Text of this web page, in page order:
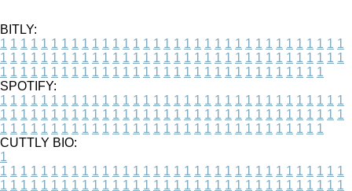
BITLY:
1 1 1 1 1 1 1 1 1 1 1 1 1 1 1 1 1 1 1 1 1 1 1 1 1 1 1 1 1 1 1 1 1 1
1 1 1 1 1 1 1 1 1 1 1 1 1 1 1 1 1 1 1 1 1 1 1 1 1 1 1 1 1 1 1 1 1 1
1 1 1 1 1 1 1 1 1 1 1 1 1 1 1 1 1 1 1 1 1 1 1 1 1 1 1 1 1 1 1 1
SPOTIFY:
1 1 1 1 1 1 1 1 1 1 1 1 1 1 1 1 1 1 1 1 1 1 1 1 1 1 1 1 1 1 1 1 1 1
1 1 1 1 1 1 1 1 1 1 1 1 1 1 1 1 1 1 1 1 1 1 1 1 1 1 1 1 1 1 1 1 1 1
1 1 1 1 1 1 1 1 1 1 1 1 1 1 1 1 1 1 1 1 1 1 1 1 1 1 1 1 1 1 1 1
CUTTLY BIO:
1
1 1 1 1 1 1 1 1 1 1 1 1 1 1 1 1 1 1 1 1 1 1 1 1 1 1 1 1 1 1 1 1 1 1
1 1 1 1 1 1 1 1 1 1 1 1 1 1 1 1 1 1 1 1 1 1 1 1 1 1 1 1 1 1 1 1 1 1